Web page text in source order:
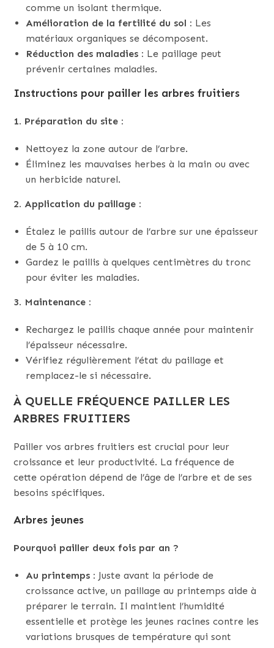
comme un isolant thermique.
Amélioration de la fertilité du sol : Les
matériaux organiques se décomposent.
Réduction des maladies : Le paillage peut
prévenir certaines maladies.
Instructions pour pailler les arbres fruitiers
1. Préparation du site :
Nettoyez la zone autour de l’arbre.
Éliminez les mauvaises herbes à la main ou avec
un herbicide naturel.
2. Application du paillage :
Étalez le paillis autour de l’arbre sur une épaisseur
de 5 à 10 cm.
Gardez le paillis à quelques centimètres du tronc
pour éviter les maladies.
3. Maintenance :
Rechargez le paillis chaque année pour maintenir
l’épaisseur nécessaire.
Vérifiez régulièrement l’état du paillage et
remplacez-le si nécessaire.
À QUELLE FRÉQUENCE PAILLER LES
ARBRES FRUITIERS
Pailler vos arbres fruitiers est crucial pour leur
croissance et leur productivité. La fréquence de
cette opération dépend de l’âge de l’arbre et de ses
besoins spécifiques.
Arbres jeunes
Pourquoi pailler deux fois par an ?
Au printemps : Juste avant la période de
croissance active, un paillage au printemps aide à
préparer le terrain. Il maintient l’humidité
essentielle et protège les jeunes racines contre les
variations brusques de température qui sont